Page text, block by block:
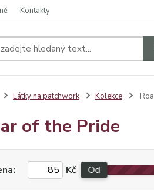
Kontakty
Látky na patchwork Kolekce
of the Pride
Kč Od